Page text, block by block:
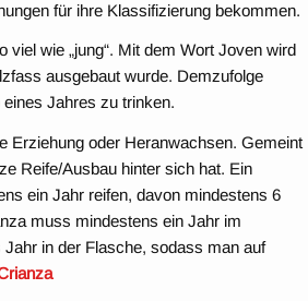
für ihre Klassifizierung bekommen.
wie „jung“. Mit dem Wort Joven wird
ausgebaut wurde. Demzufolge
Jahres zu trinken.
Erziehung oder Heranwachsen. Gemeint
Reife/Ausbau hinter sich hat. Ein
ein Jahr reifen, davon mindestens 6
muss mindestens ein Jahr im
in der Flasche, sodass man auf